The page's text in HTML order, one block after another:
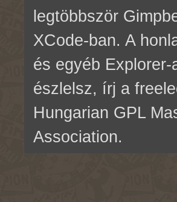
legtöbbször
XCode-ban. A
és egyéb
észlelsz, írj a
Hungarian GPL
Association.